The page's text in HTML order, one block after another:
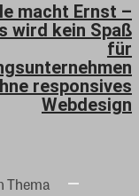
macht Ernst –
wird kein Spaß
für
responsives
Webdesign
Thema